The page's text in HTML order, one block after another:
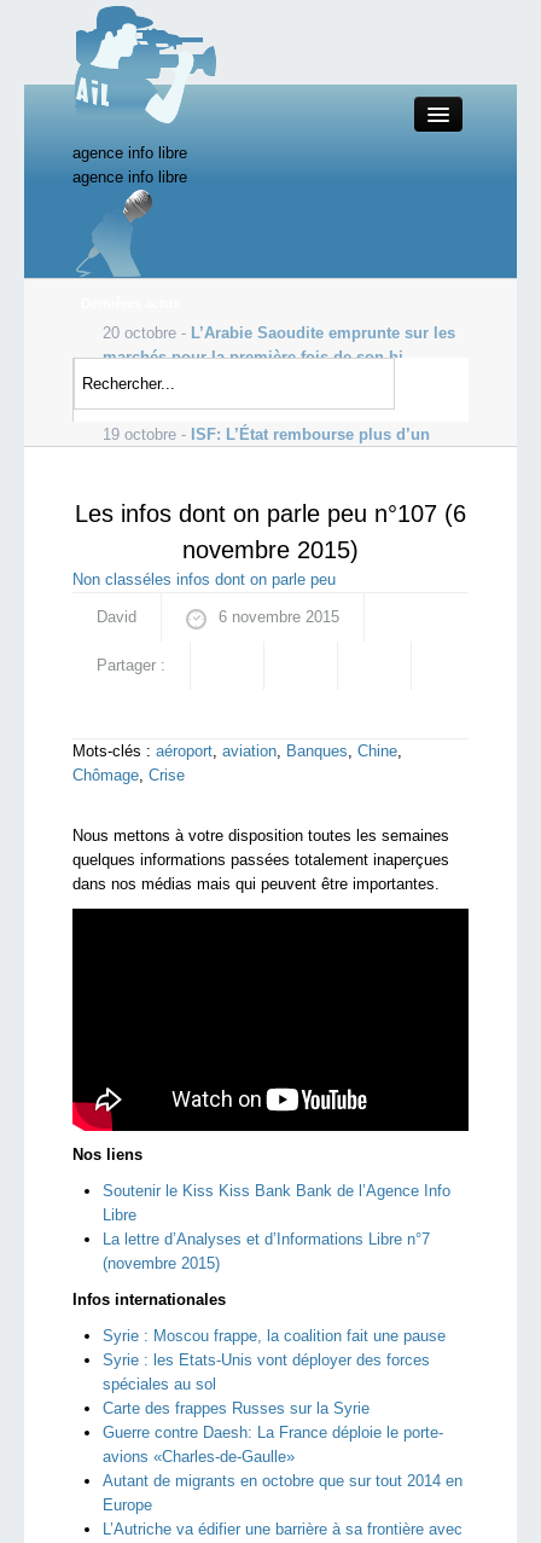
agence info libre
Close
Productions AIL
Actualité
Starting Doc
agence info libre
20 octobre - L’Arabie Saoudite emprunte sur les
marchés pour la première fois de son hi...
19 octobre -
s’envolent, dopés par le courtage
19 octobre - ISF: L’État rembourse plus d’un
Les infos dont on parle peu n°107 (6
novembre 2015)
Non classé les infos dont on parle peu
David 6 novembre 2015
Partager :
Mots-clés : aéroport, aviation, Banques, Chine,
Chômage, Crise
Nous mettons à votre disposition toutes les semaines
quelques informations passées totalement inaperçues
dans nos médias mais qui peuvent être importantes.
Nos liens
Soutenir le Kiss Kiss Bank Bank de l’Agence Info
Libre
La lettre d’Analyses et d’Informations Libre n°7
(novembre 2015)
Infos internationales
Syrie : Moscou frappe, la coalition fait une pause
Syrie : les Etats-Unis vont déployer des forces
spéciales au sol
Carte des frappes Russes sur la Syrie
Guerre contre Daesh: La France déploie le porte-
avions «Charles-de-Gaulle»
Autant de migrants en octobre que sur tout 2014 en
Europe
L’Autriche va édifier une barrière à sa frontière avec